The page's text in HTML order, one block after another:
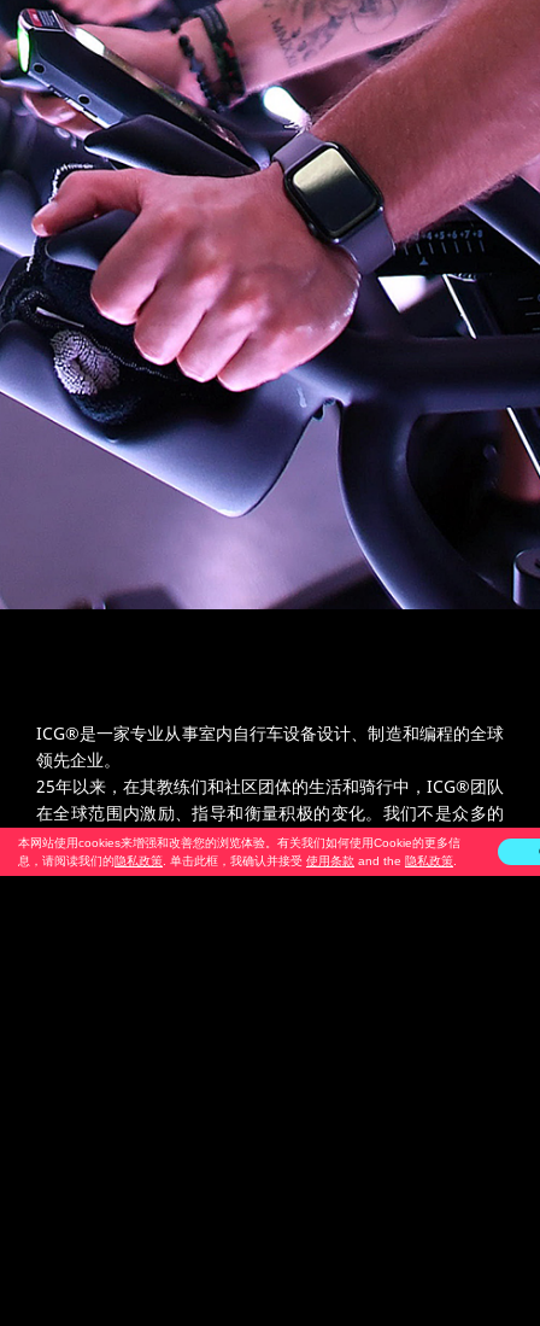
本网站使用cookies来增强和改善您的浏览体验。有关我们如何使用Cookie的更多信
息，请阅读我们的隐私政策 . 单击此框，我确认并接受 使用条款 and the 隐私政策
ICG®是一家专业从事室内自行车设备设计、制造和编程的全球
领先企业。
25年以来，在其教练们和社区团体的生活和骑行中，ICG®团队
在全球范围内激励、指导和衡量积极的变化。我们不是众多的
人，而是少数能起到影响作用的人。相信更好。共同奋斗。共
同前进。我们是你们的队友和队长。“团队”是我们所代表的一